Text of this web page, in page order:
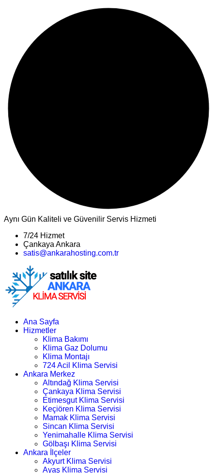
Aynı Gün Kaliteli ve Güvenilir Servis Hizmeti
7/24 Hizmet
Çankaya Ankara
satis@ankarahosting.com.tr
Ana Sayfa
Hizmetler
Klima Bakımı
Klima Gaz Dolumu
Klima Montajı
724 Acil Klima Servisi
Ankara Merkez
Altındağ Klima Servisi
Çankaya Klima Servisi
Etimesgut Klima Servisi
Keçiören Klima Servisi
Mamak Klima Servisi
Sincan Klima Servisi
Yenimahalle Klima Servisi
Gölbaşı Klima Servisi
Ankara İlçeler
Akyurt Klima Servisi
Ayaş Klima Servisi